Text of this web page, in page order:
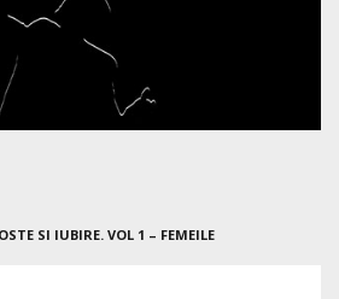
SI IUBIRE. VOL 1 – FEMEILE